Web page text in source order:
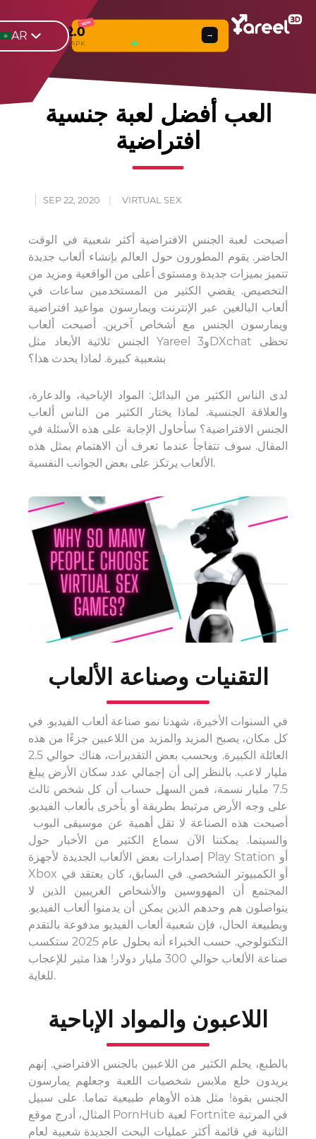
NEW
Yareel 2.0
& APK
→
AR
العب أفضل لعبة جنسية
افتراضية
SEP 22, 2020 VIRTUAL SEX
أصبحت لعبة الجنس الافتراضية أكثر شعبية في الوقت
الحاضر. يقوم المطورون حول العالم بإنشاء ألعاب جديدة
تتميز بميزات جديدة ومستوى أعلى من الواقعية ومزيد من
التخصيص. يقضي الكثير من المستخدمين ساعات في
ألعاب البالغين عبر الإنترنت ويمارسون مواعيد افتراضية
ويمارسون الجنس مع أشخاص آخرين. أصبحت ألعاب
الجنس ثلاثية الأبعاد مثل Yareel و3DXchat تحظى
بشعبية كبيرة. لماذا يحدث هذا؟
لدى الناس الكثير من البدائل: المواد الإباحية، والدعارة،
والعلاقة الجنسية. لماذا يختار الكثير من الناس ألعاب
الجنس الافتراضية؟ سأحاول الإجابة على هذه الأسئلة في
المقال. سوف تتفاجأ عندما تعرف أن الاهتمام بمثل هذه
الألعاب يرتكز على بعض الجوانب النفسية.
التقنيات وصناعة الألعاب
في السنوات الأخيرة، شهدنا نمو صناعة ألعاب الفيديو. في
كل مكان، يصبح المزيد والمزيد من اللاعبين جزءًا من هذه
العائلة الكبيرة. وبحسب بعض التقديرات، هناك حوالي 2.5
مليار لاعب. بالنظر إلى أن إجمالي عدد سكان الأرض يبلغ
7.5 مليار نسمة، فمن السهل حساب أن كل شخص ثالث
على وجه الأرض مرتبط بطريقة أو بأخرى بألعاب الفيديو.
أصبحت هذه الصناعة لا تقل أهمية عن موسيقى البوب ​​
والسينما. يمكننا الآن سماع الكثير من الأخبار حول
إصدارات بعض الألعاب الجديدة لأجهزة Play Station أو
Xbox أو الكمبيوتر الشخصي. في السابق، كان يعتقد في
المجتمع أن المهووسين والأشخاص الغريبين الذين لا
يتواصلون هم وحدهم الذين يمكن أن يدمنوا ألعاب الفيديو.
وبطبيعة الحال، فإن شعبية ألعاب الفيديو مدفوعة بالتقدم
التكنولوجي. حسب الخبراء أنه بحلول عام 2025 ستكسب
صناعة الألعاب حوالي 300 مليار دولار! هذا مثير للإعجاب
للغاية.
اللاعبون والمواد الإباحية
بالطبع، يحلم الكثير من اللاعبين بالجنس الافتراضي. إنهم
يريدون خلع ملابس شخصيات اللعبة وجعلهم يمارسون
الجنس بقوة! مثل هذه الأوهام طبيعية تماما. على سبيل
المثال، أدرج موقع PornHub لعبة Fortnite في المرتبة
الثانية في قائمة أكثر عمليات البحث الجديدة شعبية لعام